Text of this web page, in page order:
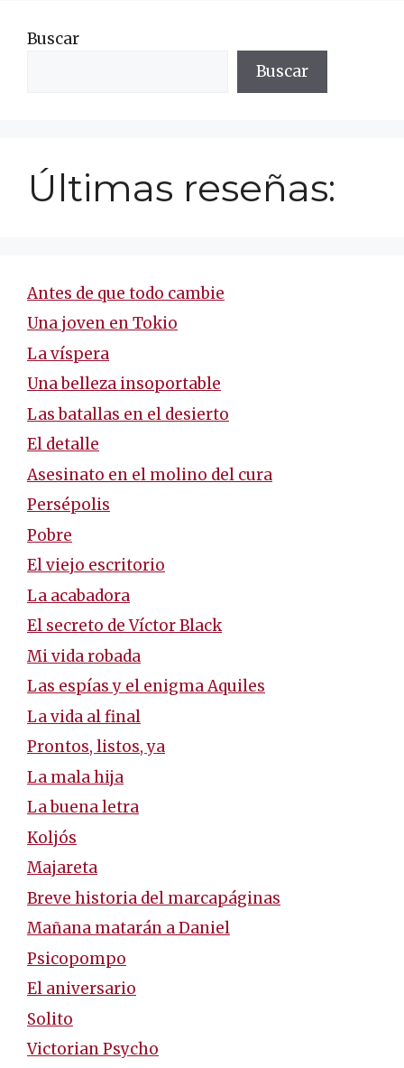
Buscar
Buscar
Últimas reseñas:
Antes de que todo cambie
Una joven en Tokio
La víspera
Una belleza insoportable
Las batallas en el desierto
El detalle
Asesinato en el molino del cura
Persépolis
Pobre
El viejo escritorio
La acabadora
El secreto de Víctor Black
Mi vida robada
Las espías y el enigma Aquiles
La vida al final
Prontos, listos, ya
La mala hija
La buena letra
Koljós
Majareta
Breve historia del marcapáginas
Mañana matarán a Daniel
Psicopompo
El aniversario
Solito
Victorian Psycho